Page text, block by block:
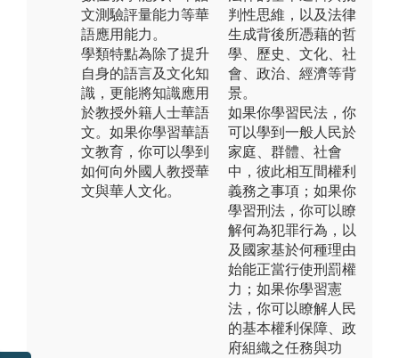
文測驗評量能力等華
語應用能力。
學類特點為除了提升
自身的語言及文化知
識，更能將知識應用
於教授外籍人士華語
文。如果你學習華語
文教育，你可以學到
如何向外國人教授華
文與華人文化。
判性思維，以及法律
生成背後所憑藉的哲
學、歷史、文化、社
會、政治、經濟等背
景。
如果你學習民法，你
可以學到一般人民於
家庭、群體、社會
中，彼此相互間權利
義務之事項；如果你
學習刑法，你可以瞭
解何為犯罪行為，以
及國家基於何種理由
始能正當行使刑罰權
力；如果你學習憲
法，你可以瞭解人民
的基本權利保障、政
府組織之任務與功